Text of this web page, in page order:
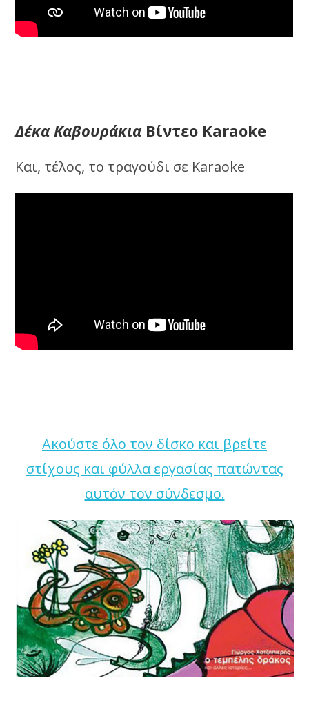
Δέκα Καβουράκια Βίντεο Karaoke
Και, τέλος, το τραγούδι σε Karaoke
Ακούστε όλο τον δίσκο και βρείτε
στίχους και φύλλα εργασίας πατώντας
αυτόν τον σύνδεσμο.